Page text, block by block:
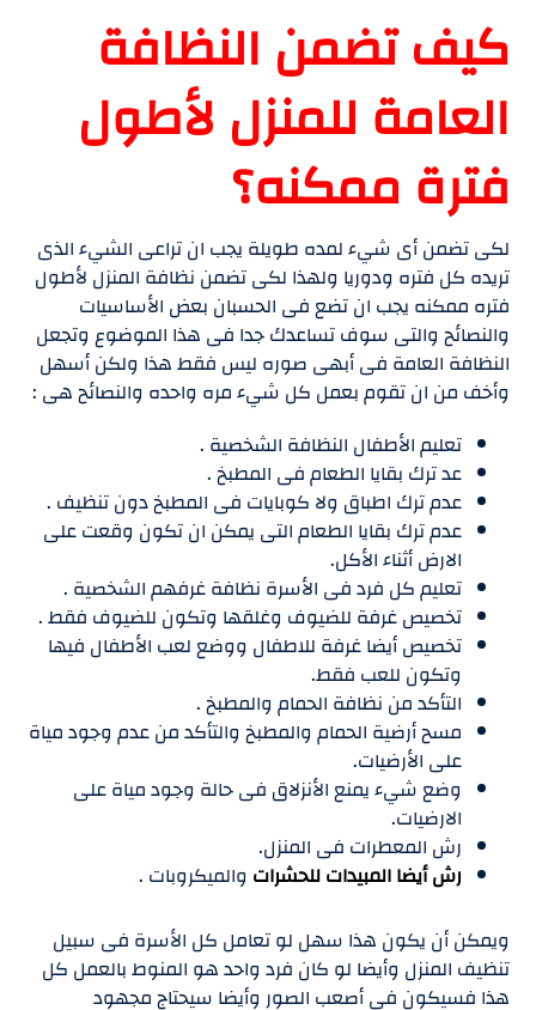
كيف تضمن النظافة
العامة للمنزل لأطول
فترة ممكنه؟
لكى تضمن أى شيء لمده طويلة يجب ان تراعى الشيء الذى
تريده كل فتره ودوريا ولهذا لكى تضمن نظافة المنزل لأطول
فتره ممكنه يجب ان تضع فى الحسبان بعض الأساسيات
والنصائح والتى سوف تساعدك جدا فى هذا الموضوع وتجعل
النظافة العامة فى أبهى صوره ليس فقط هذا ولكن أسهل
وأخف من ان تقوم بعمل كل شيء مره واحده والنصائح هى :
تعليم الأطفال النظافة الشخصية .
عد ترك بقايا الطعام فى المطبخ .
عدم ترك اطباق ولا كوبايات فى المطبخ دون تنظيف .
عدم ترك بقايا الطعام التى يمكن ان تكون وقعت على
الارض أثناء الأكل.
تعليم كل فرد فى الأسرة نظافة غرفهم الشخصية .
تخصيص غرفة للضيوف وغلقها وتكون للضيوف فقط .
تخصيص أيضا غرفة للاطفال ووضع لعب الأطفال فيها
وتكون للعب فقط.
التأكد من نظافة الحمام والمطبخ .
مسح أرضية الحمام والمطبخ والتأكد من عدم وجود مياة
على الأرضيات.
وضع شيء يمنع الأنزلاق فى حالة وجود مياة على
الارضيات.
رش المعطرات فى المنزل.
رش أيضا المبيدات للحشرات والميكروبات .
ويمكن أن يكون هذا سهل لو تعامل كل الأسرة فى سبيل
تنظيف المنزل وأيضا لو كان فرد واحد هو المنوط بالعمل كل
هذا فسيكون فى أصعب الصور وأيضا سيحتاج مجهود